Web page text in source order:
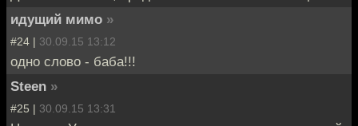
идущий мимо »
#24 | 30.09.15 13:12
одно слово - баба!!!
Steen »
#25 | 30.09.15 13:31